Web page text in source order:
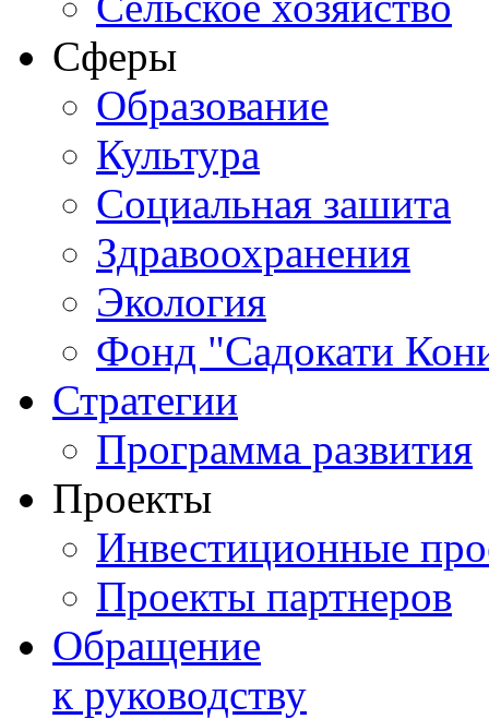
Сферы
Обрaзование
Культура
Социальная зашита
Здравоохранения
Экология
Фонд "Садокати
Стратегии
Программа развития
Проекты
Инвестиционные
Проекты партнеров
Обращение
к руководству